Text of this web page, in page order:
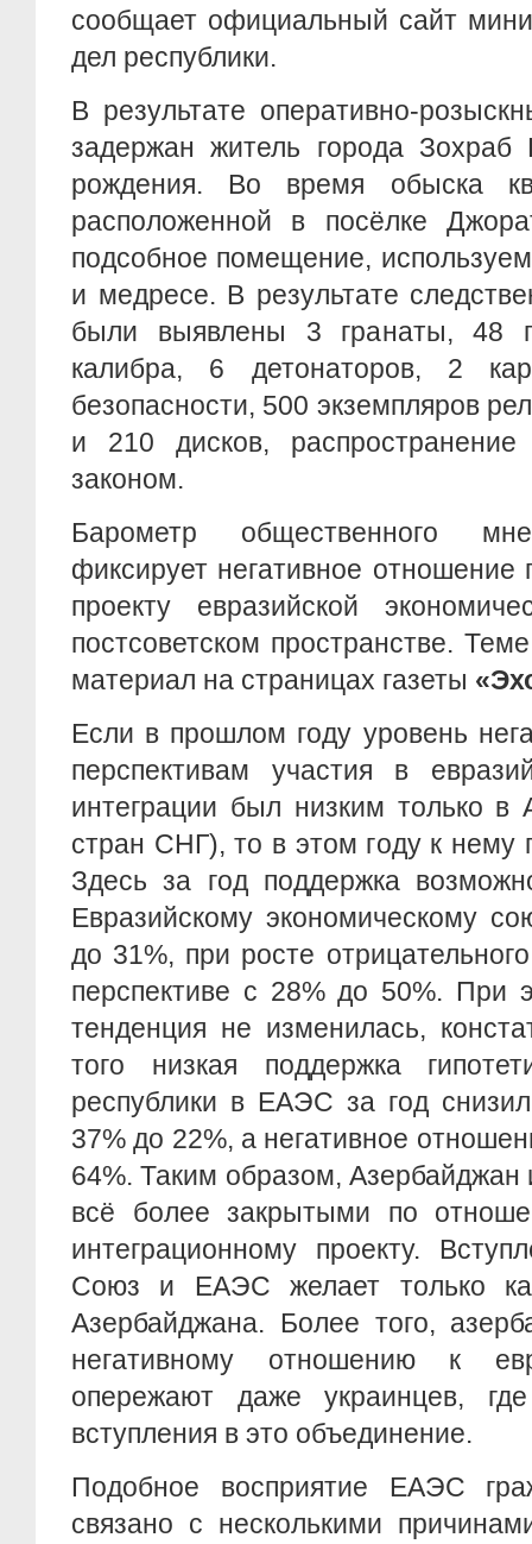
сообщает официальный сайт
дел республики.
В результате оперативно-
задержан житель города
рождения. Во время обыска
расположенной в посёлке
подсобное помещение,
и медресе. В результате
были выявлены 3 гранаты, 48
калибра, 6 детонаторов, 2
безопасности, 500 экземпляров
и 210 дисков,
законом.
Барометр общественного
фиксирует негативное отношение
проекту евразийской
постсоветском пространстве.
материал на страницах газеты
Если в прошлом году уровень
перспективам участия в
интеграции был низким только в
стран СНГ), то в этом году к нему
Здесь за год поддержка
Евразийскому экономическому
до 31%, при росте
перспективе с 28% до 50%. При
тенденция не изменилась,
того низкая поддержка
республики в ЕАЭС за год
37% до 22%, а негативное
64%. Таким образом, Азербайджан
всё более закрытыми по
интеграционному проекту.
Союз и ЕАЭС желает только
Азербайджана. Более того,
негативному отношению к
опережают даже украинцев,
вступления в это объединение.
Подобное восприятие ЕАЭС
связано с несколькими